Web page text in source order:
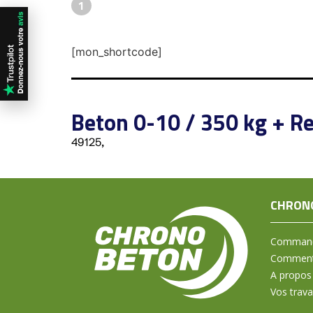
1
[mon_shortcode]
Beton 0-10 / 350 kg +
49125,
A propos
Vos